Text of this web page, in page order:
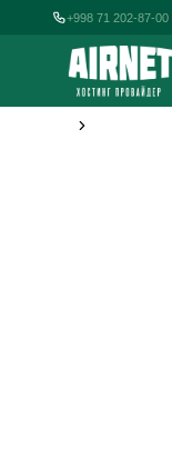
+998 71 202-87-00|